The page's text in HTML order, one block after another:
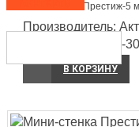
Мини-стенка Престиж-
Производитель:
4-
В КОРЗИНУ